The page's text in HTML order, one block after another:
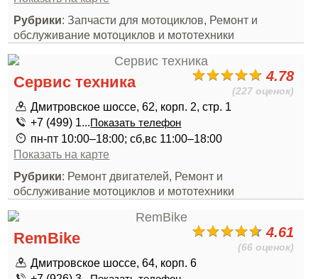
Рубрики: Запчасти для мотоциклов, Ремонт и
обслуживание мотоциклов и мототехники
4.78
(227 оценок)
Сервис техника
Дмитровское шоссе, 62, корп. 2, стр. 1
+7 (499) 1...Показать телефон
пн-пт 10:00–18:00; сб,вс 11:00–18:00
Показать на карте
Рубрики: Ремонт двигателей, Ремонт и
обслуживание мотоциклов и мототехники
4.61
(66 оценок)
RemBike
Дмитровское шоссе, 64, корп. 6